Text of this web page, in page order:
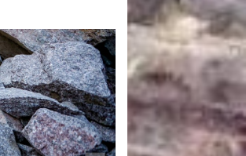
IS WHO
НАДРА
АСОЦІАЦІЇ
КОМПАНІЇ
НАДРА